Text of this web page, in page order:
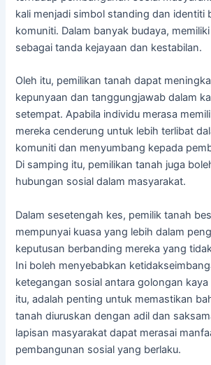
kali menjadi simbol standing dan identiti
komuniti. Dalam banyak budaya,
sebagai tanda kejayaan dan kestabilan.
Oleh itu, pemilikan tanah dapat
kepunyaan dan tanggungjawab dalam
setempat. Apabila individu merasa
mereka cenderung untuk lebih terlibat
komuniti dan menyumbang kepada
Di samping itu, pemilikan tanah juga
hubungan sosial dalam masyarakat.
Dalam sesetengah kes, pemilik tanah
mempunyai kuasa yang lebih dalam
keputusan berbanding mereka yang
Ini boleh menyebabkan
ketegangan sosial antara golongan kaya
itu, adalah penting untuk memastikan
tanah diuruskan dengan adil dan
lapisan masyarakat dapat merasai
pembangunan sosial yang berlaku.